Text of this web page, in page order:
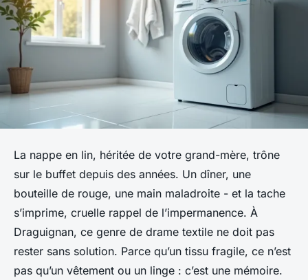
La nappe en lin, héritée de votre grand-mère, trône
sur le buffet depuis des années. Un dîner, une
bouteille de rouge, une main maladroite - et la tache
s’imprime, cruelle rappel de l’impermanence. À
Draguignan, ce genre de drame textile ne doit pas
rester sans solution. Parce qu’un tissu fragile, ce n’est
pas qu’un vêtement ou un linge : c’est une mémoire.